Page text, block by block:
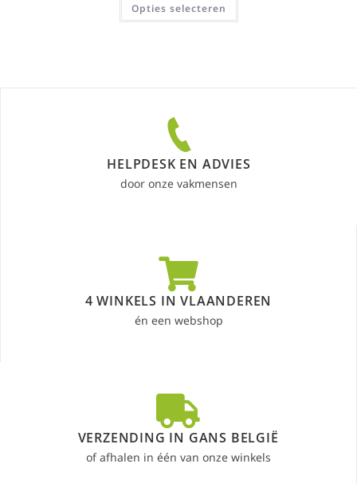
Opties selecteren
HELPDESK EN ADVIES
door onze vakmensen
4 WINKELS IN VLAANDEREN
én een webshop
VERZENDING IN GANS BELGIË
of afhalen in één van onze winkels